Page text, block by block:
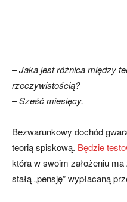
– Jaka jest różnica między
rzeczywistością?
– Sześć miesięcy.
Bezwarunkowy dochód
teorią spiskową. Będzie
która w swoim założeniu
stałą „pensję” wypłacaną